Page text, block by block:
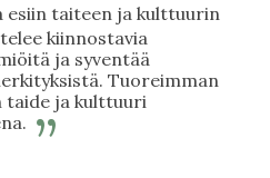
esiin taiteen ja kulttuurin
kiinnostavia
ja syventää
Tuoreimman
taide ja kulttuuri